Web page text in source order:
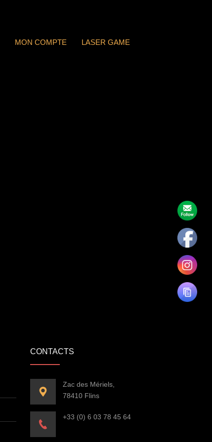
MON COMPTE LASER GAME
CONTACTS
Zac des Mériels,
78410 Flins
+33 (0) 6 03 78 45 64